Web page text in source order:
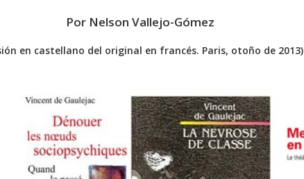
Por Nelson Vallejo-Gómez
en castellano del original en francés. Paris, otoño de 2013)